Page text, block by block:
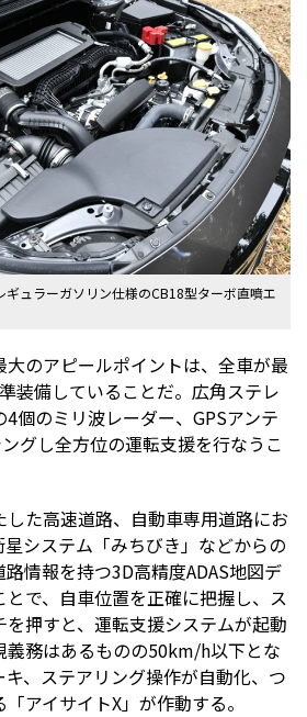
ュラーガソリン仕様のCB18型ターボ直噴エ
のアピールポイントは、全車が最
装備していることだ。広角ステレ
個のミリ波レーダー、GPSアンテ
グし全方位の運転支援を行なうこ
した高速道路、自動車専用道路にお
星システム「みちびき」などからの
情報を持つ3D高精度ADAS地図デ
で、自車位置を正確に把握し、ス
押すと、運転支援システムが起動
義務はあるものの50km/h以下とな
、ステアリング操作が自動化、つ
アイサイトX」が作動する。